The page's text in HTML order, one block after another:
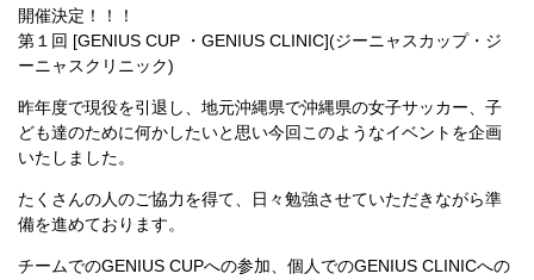
開催決定！！！
第１回 [GENIUS CUP ・GENIUS CLINIC](ジーニャスカップ・ジ
ーニャスクリニック)
昨年度で現役を引退し、地元沖縄県で沖縄県の女子サッカー、子
ども達のために何かしたいと思い今回このようなイベントを企画
いたしました。
たくさんの人のご協力を得て、日々勉強させていただきながら準
備を進めております。
チームでのGENIUS CUPへの参加、個人でのGENIUS CLINICへの